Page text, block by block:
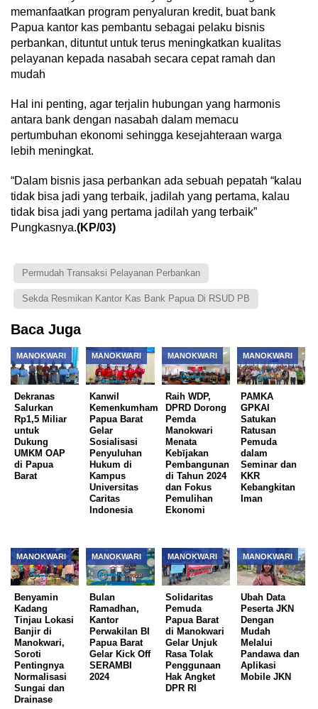
memanfaatkan program penyaluran kredit, buat bank
Papua kantor kas pembantu sebagai pelaku bisnis
perbankan, dituntut untuk terus meningkatkan kualitas
pelayanan kepada nasabah secara cepat ramah dan
mudah
Hal ini penting, agar terjalin hubungan yang harmonis
antara bank dengan nasabah dalam memacu
pertumbuhan ekonomi sehingga kesejahteraan warga
lebih meningkat.
“Dalam bisnis jasa perbankan ada sebuah pepatah “kalau
tidak bisa jadi yang terbaik, jadilah yang pertama, kalau
tidak bisa jadi yang pertama jadilah yang terbaik”
Pungkasnya.(KP/03)
Permudah Transaksi Pelayanan Perbankan
Sekda Resmikan Kantor Kas Bank Papua Di RSUD PB
Baca Juga
MANOKWARI
Dekranas
Salurkan
Rp1,5 Miliar
untuk
Dukung
UMKM OAP
di Papua
Barat
MANOKWARI
Kanwil
Kemenkumham
Papua Barat
Gelar
Sosialisasi
Penyuluhan
Hukum di
Kampus
Universitas
Caritas
Indonesia
MANOKWARI
Raih WDP,
DPRD Dorong
Pemda
Manokwari
Menata
Kebījakan
Pembangunan
di Tahun 2024
dan Fokus
Pemulihan
Ekonomi
MANOKWARI
PAMKA
GPKAI
Satukan
Ratusan
Pemuda
dalam
Seminar dan
KKR
Kebangkitan
Iman
MANOKWARI
Benyamin
Kadang
Tinjau Lokasi
Banjir di
Manokwari,
Soroti
Pentingnya
Normalisasi
Sungai dan
Drainase
MANOKWARI
Bulan
Ramadhan,
Kantor
Perwakilan BI
Papua Barat
Gelar Kick Off
SERAMBI
2024
MANOKWARI
Solidaritas
Pemuda
Papua Barat
di Manokwari
Gelar Unjuk
Rasa Tolak
Penggunaan
Hak Angket
DPR RI
MANOKWARI
Ubah Data
Peserta JKN
Dengan
Mudah
Melalui
Pandawa dan
Aplikasi
Mobile JKN